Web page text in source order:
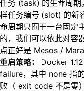
任务 (task) 的生命周期
样任务编号 (slot) 的新
命周期只囿于一台固定
的，我们可以依此对容
点正好是 Mesos /
重启策略： Docker
failure，其中 none 指
败（ exit code 不是零